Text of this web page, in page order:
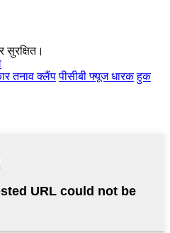
सुरक्षित।
तनाव क्लैंप पीसीबी फ्यूज धारक हुक